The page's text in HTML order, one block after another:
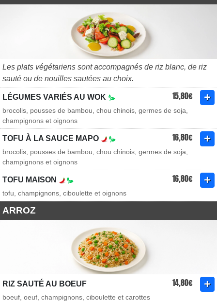
Les plats végétariens sont accompagnés de riz blanc, de riz
sauté ou de nouilles sautées au choix.
LÉGUMES VARIÉS AU WOK 15,80€
brocolis, pousses de bambou, chou chinois, germes de soja,
champignons et oignons
TOFU À LA SAUCE MAPO 16,80€
brocolis, pousses de bambou, chou chinois, germes de soja,
champignons et oignons
TOFU MAISON 16,80€
tofu, champignons, ciboulette et oignons
ARROZ
RIZ SAUTÉ AU BOEUF 14,80€
boeuf, oeuf, champignons, ciboulette et carottes